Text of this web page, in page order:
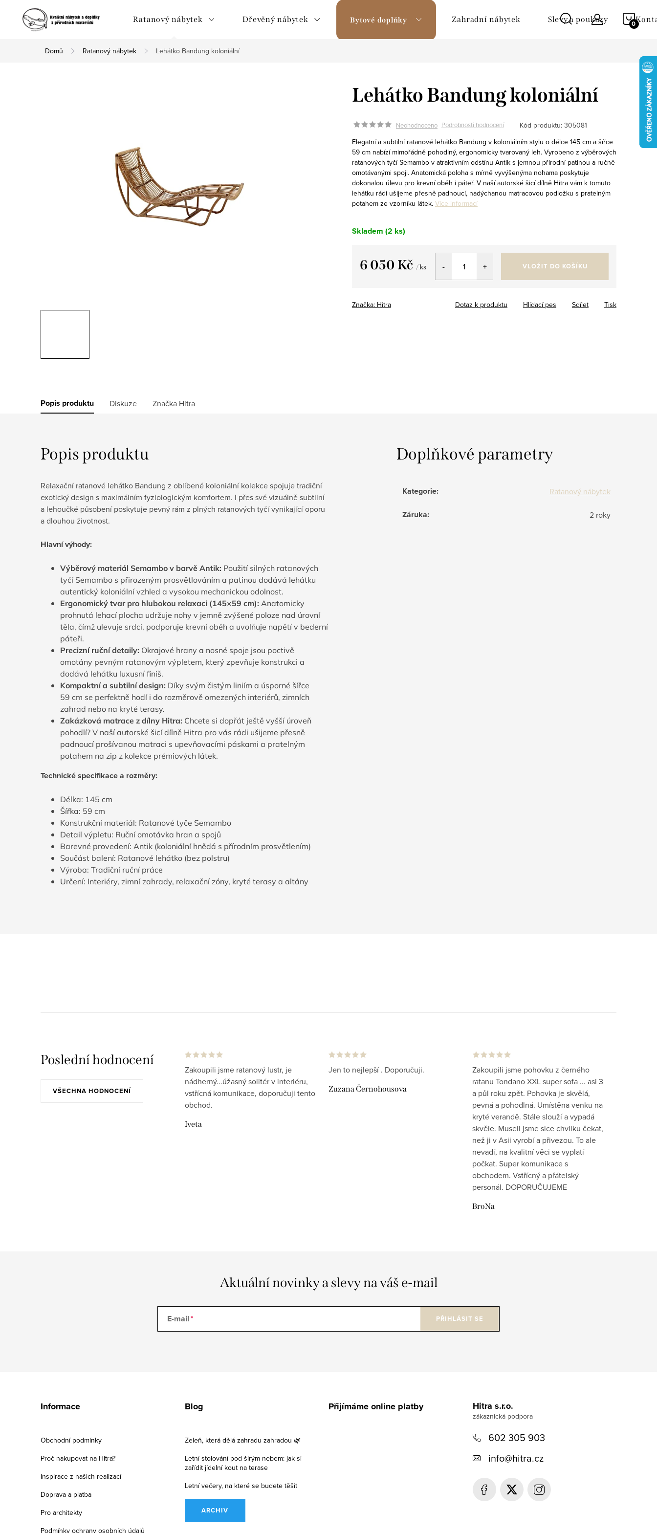
Ratanový nábytek Dřevěný nábytek Bytové doplňky Zahradní nábytek Slevy a poukazy
Domů Ratanový nábytek Lehátko Bandung koloniální
Lehátko Bandung koloniální
Neohodnoceno Podrobnosti hodnocení Kód produktu: 305081
Elegatní a subtilní ratanové lehátko Bandung v koloniálním stylu o délce 145 cm a šířce
59 cm nabízí mimořádně pohodlný, ergonomicky tvarovaný leh. Vyrobeno z výběrových
ratanových tyčí Semambo v atraktivním odstínu Antik s jemnou přírodní patinou a ručně
omotávanými spoji. Anatomická poloha s mírně vyvýšenýma nohama poskytuje
dokonalou úlevu pro krevní oběh i páteř. V naší autorské šicí dílně Hitra vám k tomuto
lehátku rádi ušijeme přesně padnoucí, nadýchanou matracovou podložku s pratelným
potahem ze vzorníku látek. Více informací
Skladem (2 ks)
6 050 Kč / ks VLOŽIT DO KOŠÍKU
Značka: Hitra Tisk
Dotaz k produktu Hlídací pes Sdílet
Popis produktu Diskuze Značka Hitra
Popis produktu
Relaxační ratanové lehátko Bandung z oblíbené koloniální kolekce spojuje tradiční
exotický design s maximálním fyziologickým komfortem. I přes své vizuálně subtilní
a lehoučké působení poskytuje pevný rám z plných ratanových tyčí vynikající oporu
a dlouhou životnost.
Hlavní výhody:
Výběrový materiál Semambo v barvě Antik: Použití silných ratanových
tyčí Semambo s přirozeným prosvětlováním a patinou dodává lehátku
autentický koloniální vzhled a vysokou mechanickou odolnost.
Ergonomický tvar pro hlubokou relaxaci (145×59 cm): Anatomicky
prohnutá lehací plocha udržuje nohy v jemně zvýšené poloze nad úrovní
těla, čímž ulevuje srdci, podporuje krevní oběh a uvolňuje napětí v bederní
páteři.
Precizní ruční detaily: Okrajové hrany a nosné spoje jsou poctivě
omotány pevným ratanovým výpletem, který zpevňuje konstrukci a
dodává lehátku luxusní finiš.
Kompaktní a subtilní design: Díky svým čistým liniím a úsporné šířce
59 cm se perfektně hodí i do rozměrově omezených interiérů, zimních
zahrad nebo na kryté terasy.
Zakázková matrace z dílny Hitra: Chcete si dopřát ještě vyšší úroveň
pohodlí? V naší autorské šicí dílně Hitra pro vás rádi ušijeme přesně
padnoucí prošívanou matraci s upevňovacími páskami a pratelným
potahem na zip z kolekce prémiových látek.
Technické specifikace a rozměry:
Délka: 145 cm
Šířka: 59 cm
Konstrukční materiál: Ratanové tyče Semambo
Detail výpletu: Ruční omotávka hran a spojů
Barevné provedení: Antik (koloniální hnědá s přírodním prosvětlením)
Součást balení: Ratanové lehátko (bez polstru)
Výroba: Tradiční ruční práce
Určení: Interiéry, zimní zahrady, relaxační zóny, kryté terasy a altány
Doplňkové parametry
Kategorie: Ratanový nábytek
Záruka: 2 roky
Poslední hodnocení
VŠECHNA HODNOCENÍ
Zakoupili jsme ratanový lustr, je
nádherný...úžasný solitér v interiéru,
vstřícná komunikace, doporučuji tento
obchod.
Iveta
Jen to nejlepší . Doporučuji.
Zuzana Černohousova
Zakoupili jsme pohovku z černého
ratanu Tondano XXL super sofa ... asi 3
a půl roku zpět. Pohovka je skvělá,
pevná a pohodlná. Umístěna venku na
kryté verandě. Stále slouží a vypadá
skvěle. Museli jsme sice chvilku čekat,
než ji v Asii vyrobí a přivezou. To ale
nevadí, na kvalitní věci se vyplatí
počkat. Super komunikace s
obchodem. Vstřícný a přátelský
personál. DOPORUČUJEME
BroNa
Aktuální novinky a slevy na váš e-mail
E-mail PŘIHLÁSIT SE
Informace
Obchodní podmínky
Proč nakupovat na Hitra?
Inspirace z našich realizací
Doprava a platba
Pro architekty
Podmínky ochrany osobních údajů
Blog
Zeleň, která dělá zahradu zahradou 🌿
Letní stolování pod širým nebem: jak si
zařídit jídelní kout na terase
Letní večery, na které se budete těšit
ARCHIV
Přijímáme online platby Hitra s.r.o.
602 305 903
info@hitra.cz